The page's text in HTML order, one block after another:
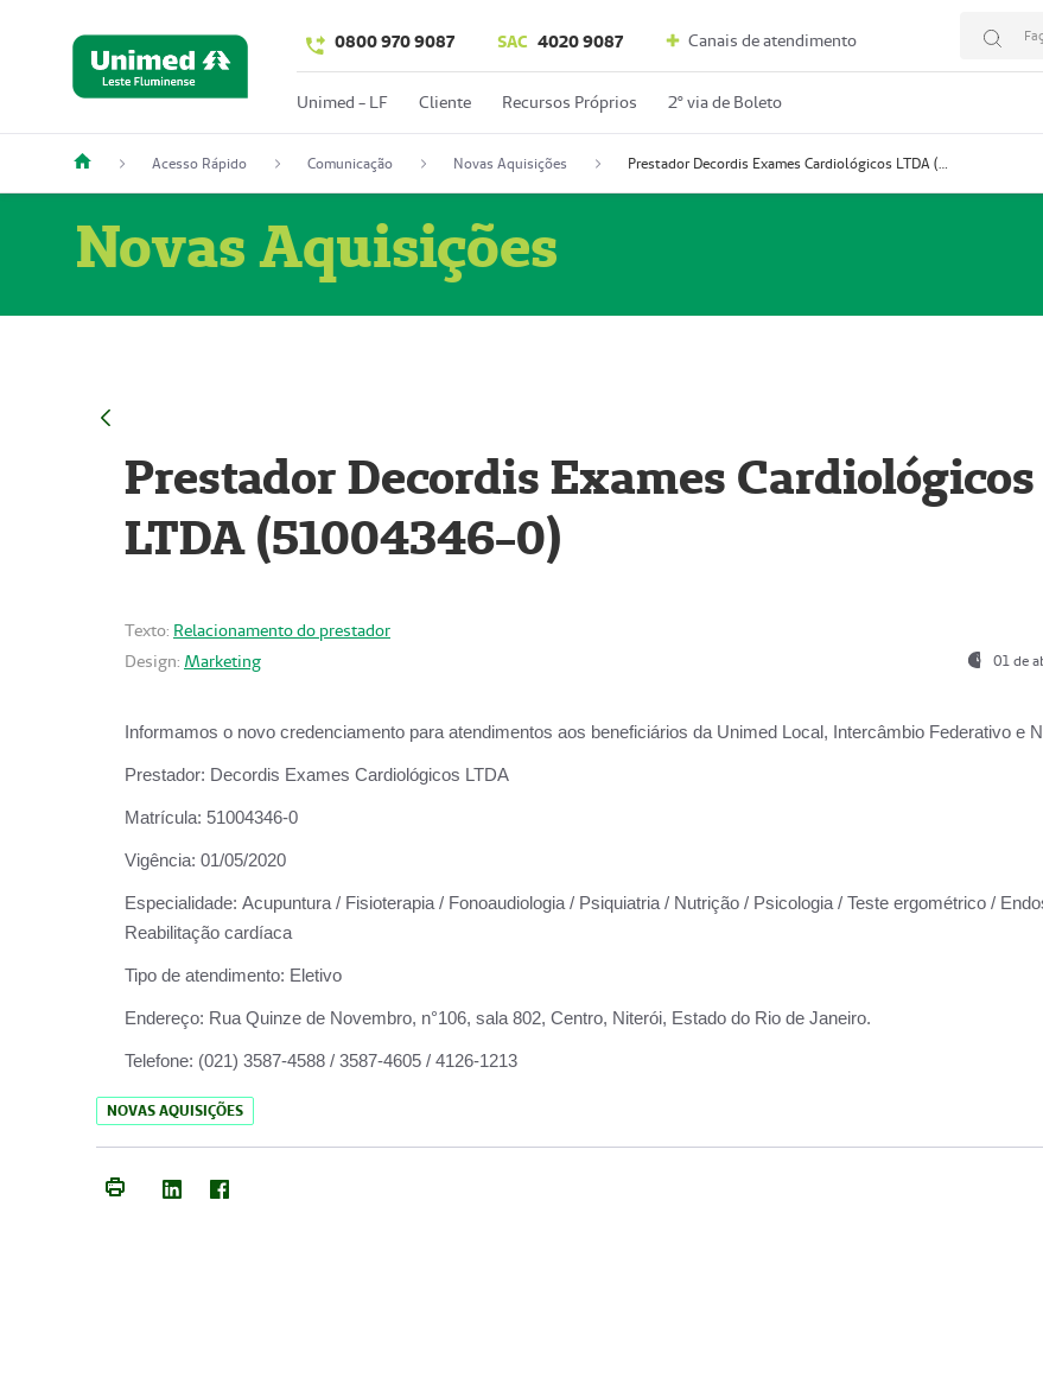
0800 970 9087 SAC 4020 9087 Canais de atendimento
Unimed - LF Cliente Recursos Próprios 2º via de Boleto
Acesso Rápido Comunicação Novas Aquisições Prestador Decordis Exames Cardiológicos LTDA (51004346-0)
Novas Aquisições
Prestador Decordis Exames Cardiológicos
LTDA (51004346-0)
Texto: Relacionamento do prestador
Design: Marketing 01 de
Informamos o novo credenciamento para atendimentos aos beneficiários da Unimed Local, Intercâmbio Federativo e
Prestador: Decordis Exames Cardiológicos LTDA
Matrícula: 51004346-0
Vigência: 01/05/2020
Especialidade: Acupuntura / Fisioterapia / Fonoaudiologia / Psiquiatria / Nutrição / Psicologia / Teste ergométrico /
Reabilitação cardíaca
Tipo de atendimento: Eletivo
Endereço: Rua Quinze de Novembro, n°106, sala 802, Centro, Niterói, Estado do Rio de Janeiro.
Telefone: (021) 3587-4588 / 3587-4605 / 4126-1213
NOVAS AQUISIÇÕES